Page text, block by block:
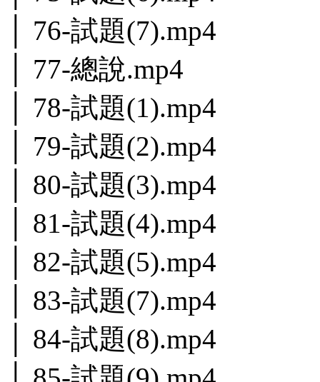
│ 76-試題(7).mp4
│ 77-總說.mp4
│ 78-試題(1).mp4
│ 79-試題(2).mp4
│ 80-試題(3).mp4
│ 81-試題(4).mp4
│ 82-試題(5).mp4
│ 83-試題(7).mp4
│ 84-試題(8).mp4